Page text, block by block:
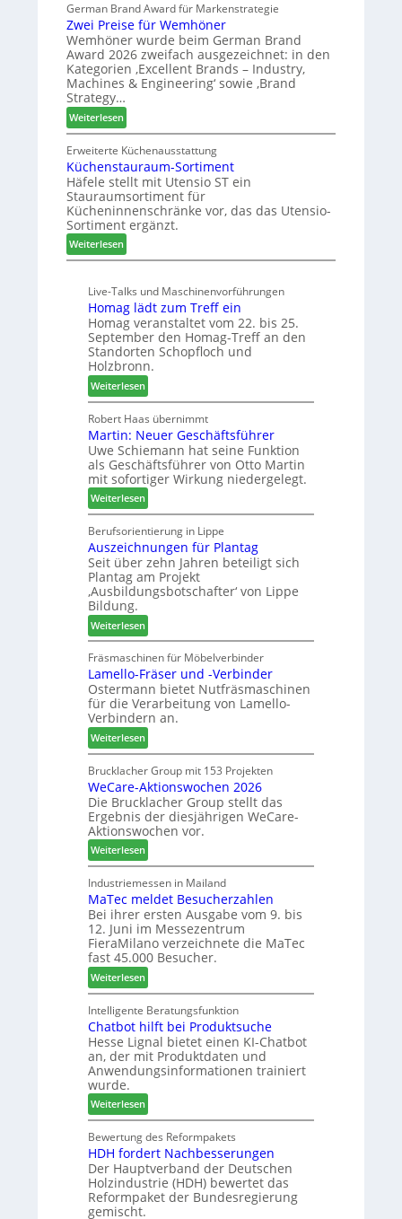
t
Z
u
k
u
f
t
s
t
F
ü
h
r
u
n
g
a
n
v
e
d
i
u
n
d
H
u
b
t
e
x
s
t
e
e
n
a
u
s
German Brand Award für Markenstrategie
Zwei Preise für Wemhöner
Wemhöner wurde beim German Brand
Award 2026 zweifach ausgezeichnet: in den
Kategorien ‚Excellent Brands – Industry,
Machines & Engineering‘ sowie ‚Brand
Strategy…
Weiterlesen:
Z
w
e
i
P
r
e
i
s
f
ü
r
W
e
m
h
ö
n
e
r
Erweiterte Küchenausstattung
Küchenstauraum-Sortiment
Häfele stellt mit Utensio ST ein
Stauraumsortiment für
Kücheninnenschränke vor, das das Utensio-
Sortiment ergänzt.
Weiterlesen:
K
c
h
e
n
s
t
a
u
r
a
u
m
-
S
o
r
t
i
m
e
n
t
Live-Talks und Maschinenvorführungen
Homag lädt zum Treff ein
Homag veranstaltet vom 22. bis 25.
September den Homag-Treff an den
Standorten Schopfloch und
Holzbronn.
Weiterlesen:
H
o
m
a
g
l
ä
d
t
z
u
m
T
e
f
f
e
i
n
Robert Haas übernimmt
Martin: Neuer Geschäftsführer
Uwe Schiemann hat seine Funktion
als Geschäftsführer von Otto Martin
mit sofortiger Wirkung niedergelegt.
Weiterlesen:
M
a
r
t
i
n
N
e
u
e
r
G
e
s
c
h
ä
f
t
s
f
ü
h
r
e
r
Berufsorientierung in Lippe
Auszeichnungen für Plantag
Seit über zehn Jahren beteiligt sich
Plantag am Projekt
‚Ausbildungsbotschafter‘ von Lippe
Bildung.
Weiterlesen:
A
u
s
z
e
i
c
h
n
u
n
g
e
n
f
ü
r
P
l
a
n
t
a
g
Fräsmaschinen für Möbelverbinder
Lamello-Fräser und -Verbinder
Ostermann bietet Nutfräsmaschinen
für die Verarbeitung von Lamello-
Verbindern an.
Weiterlesen:
L
a
m
e
l
l
o
-
F
r
ä
s
e
r
u
n
d
-
V
e
r
b
i
n
d
e
r
Brucklacher Group mit 153 Projekten
WeCare-Aktionswochen 2026
Die Brucklacher Group stellt das
Ergebnis der diesjährigen WeCare-
Aktionswochen vor.
Weiterlesen:
W
e
C
a
r
e
-
A
k
t
i
o
n
s
w
o
c
h
e
n
2
0
Industriemessen in Mailand
MaTec meldet Besucherzahlen
Bei ihrer ersten Ausgabe vom 9. bis
12. Juni im Messezentrum
FieraMilano verzeichnete die MaTec
fast 45.000 Besucher.
Weiterlesen:
M
a
T
e
c
m
l
d
e
t
B
e
s
Intelligente Beratungsfunktion
Chatbot hilft bei Produktsuche
Hesse Lignal bietet einen KI-Chatbot
an, der mit Produktdaten und
Anwendungsinformationen trainiert
wurde.
Weiterlesen:
C
h
a
t
b
o
t
Bewertung des Reformpakets
HDH fordert Nachbesserungen
Der Hauptverband der Deutschen
Holzindustrie (HDH) bewertet das
Reformpaket der Bundesregierung
gemischt.